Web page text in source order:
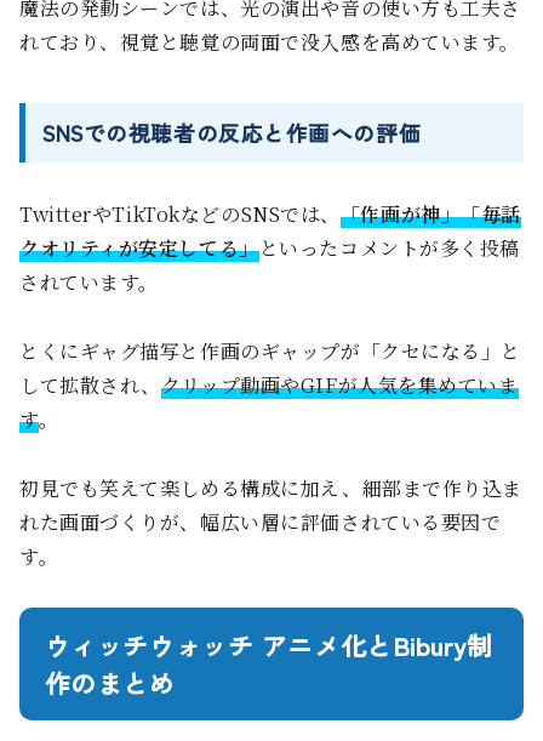
魔法の発動シーンでは、光の演出や音の使い方も工夫さ
れており、視覚と聴覚の両面で没入感を高めています。
SNSでの視聴者の反応と作画への評価
TwitterやTikTokなどのSNSでは、 「作画が神」「毎話
クオリティが安定してる」といったコメントが多く投稿
されています。
とくにギャグ描写と作画のギャップが「クセになる」と
して拡散され、 クリップ動画やGIFが人気を集めていま
す。
初見でも笑えて楽しめる構成に加え、細部まで作り込ま
れた画面づくりが、幅広い層に評価されている要因で
す。
ウィッチウォッチ アニメ化とBibury制
作のまとめ